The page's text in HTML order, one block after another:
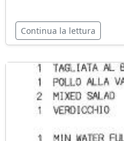
Continua la lettura